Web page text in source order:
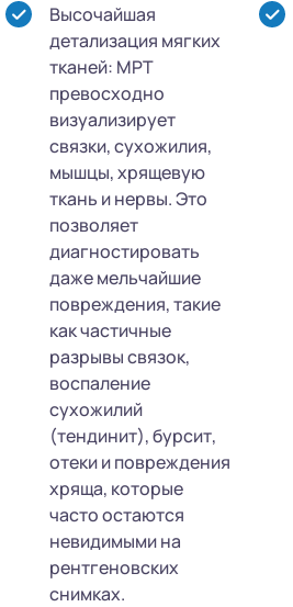
Высочайшая
детализация мягких
тканей: МРТ
превосходно
визуализирует
связки, сухожилия,
мышцы, хрящевую
ткань и нервы. Это
позволяет
диагностировать
даже мельчайшие
повреждения, такие
как частичные
разрывы связок,
воспаление
сухожилий
(тендинит), бурсит,
отеки и повреждения
хряща, которые
часто остаются
невидимыми на
рентгеновских
снимках.